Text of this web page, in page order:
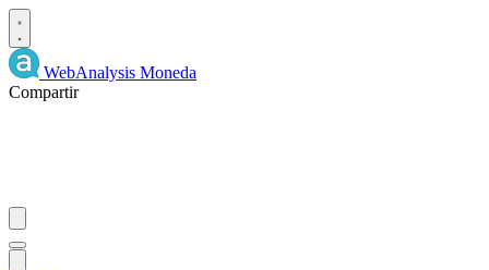
WebAnalysis Moneda
Compartir